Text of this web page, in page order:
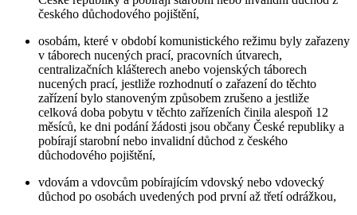
českého důchodového pojištění,
osobám, které v období komunistického režimu byly zařazeny
v táborech nucených prací, pracovních útvarech,
centralizačních klášterech anebo vojenských táborech
nucených prací, jestliže rozhodnutí o zařazení do těchto
zařízení bylo stanoveným způsobem zrušeno a jestliže
celková doba pobytu v těchto zařízeních činila alespoň 12
měsíců, ke dni podání žádosti jsou občany České republiky a
pobírají starobní nebo invalidní důchod z českého
důchodového pojištění,
vdovám a vdovcům pobírajícím vdovský nebo vdovecký
důchod po osobách uvedených pod první až třetí odrážkou,